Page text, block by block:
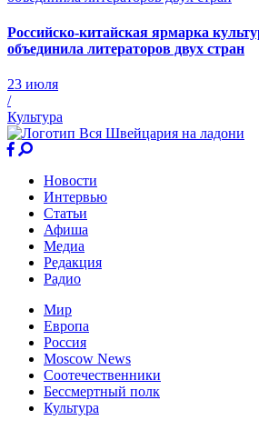
Российско-китайская ярмарка
объединила литераторов двух стран
23 июля
/
Культура
Новости
Интервью
Статьи
Афиша
Медиа
Редакция
Радио
Мир
Европа
Россия
Moscow News
Соотечественники
Бессмертный полк
Культура